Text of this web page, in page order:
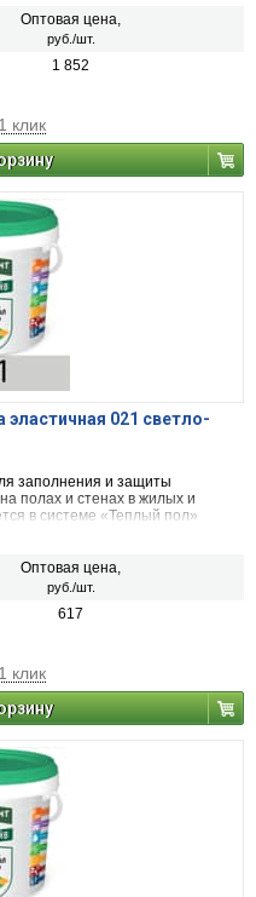
Оптовая цена,
руб./шт.
1 852
клик
эластичная 021 светло-
заполнения и защиты
полах и стенах в жилых и
в системе «Теплый пол»
Оптовая цена,
руб./шт.
617
клик